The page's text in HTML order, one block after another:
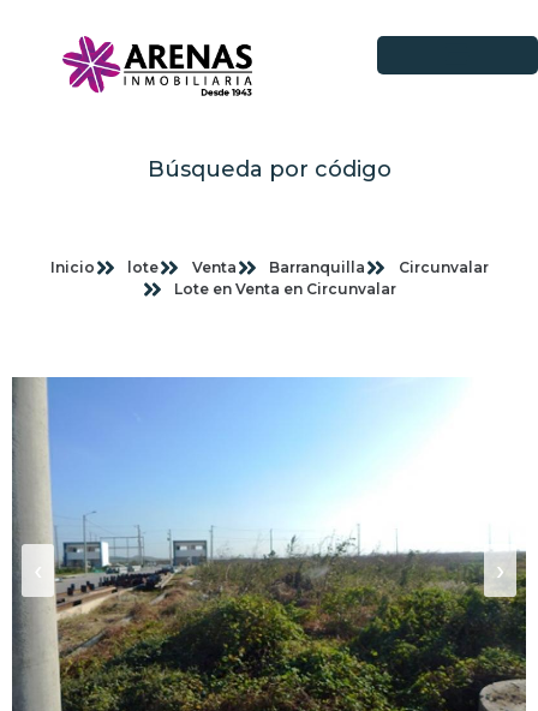
Búsqueda por código
Inicio lote Venta Barranquilla
Circunvalar
Lote en Venta en Circunvalar
‹ ›